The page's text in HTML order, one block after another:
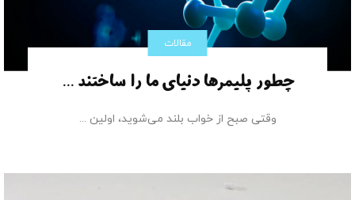
چطور پلیمرها دنیای ما را ساختند ...
مقالات
وقتی صبح از خواب بلند می‌شوید، اولین ...